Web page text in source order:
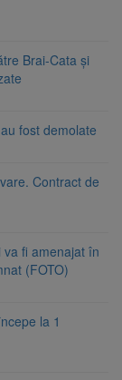
Brai-Cata și
fost demolate
Contract de
fi amenajat în
(FOTO)
la 1